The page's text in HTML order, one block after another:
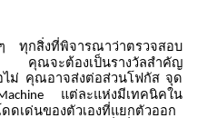
ๆ
ทุกสิ่งที่พิจารณาว่าตรวจสอบ
คุณจะต้องเป็นรางวัลสำคัญ
ม่ คุณอาจส่งต่อส่วนโฟกัส จุด
แต่ละแห่งมีเทคนิคใน
ดเด่นของตัวเองที่แยกตัวออก